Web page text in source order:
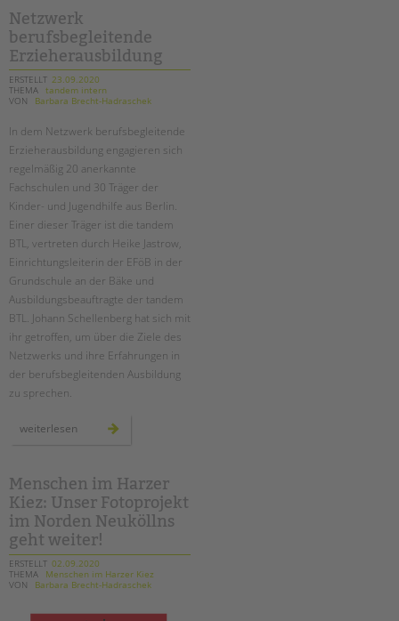
tandem
btl
Netzwerk
berufsbegleitende
Erzieherausbildung
ERSTELLT 23.09.2020
THEMA tandem intern
VON
Barbara Brecht-Hadraschek
In dem Netzwerk berufsbegleitende
Erzieherausbildung engagieren sich
regelmäßig 20 anerkannte
Fachschulen und 30 Träger der
Kinder- und Jugendhilfe aus Berlin.
Einer dieser Träger ist die tandem
BTL, vertreten durch Heike Jastrow,
Einrichtungsleiterin der EFöB in der
Grundschule an der Bäke und
Ausbildungsbeauftragte der tandem
BTL. Johann Schellenberg hat sich mit
ihr getroffen, um über die Ziele des
Netzwerks und ihre Erfahrungen in
der berufsbegleitenden Ausbildung
zu sprechen.
weiterlesen netzwerk
berufsbegleitende
Menschen im Harzer
Kiez: Unser Fotoprojekt
im Norden Neuköllns
geht weiter!
ERSTELLT 02.09.2020
THEMA
Menschen im Harzer Kiez
VON
Barbara Brecht-Hadraschek